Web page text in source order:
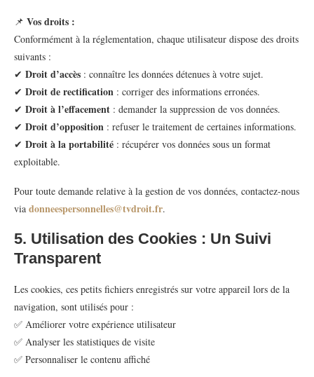
📌 Vos droits :
Conformément à la réglementation, chaque utilisateur dispose des droits
suivants :
✔ Droit d’accès : connaître les données détenues à votre sujet.
✔ Droit de rectification : corriger des informations erronées.
✔ Droit à l’effacement : demander la suppression de vos données.
✔ Droit d’opposition : refuser le traitement de certaines informations.
✔ Droit à la portabilité : récupérer vos données sous un format
exploitable.
Pour toute demande relative à la gestion de vos données, contactez-nous
via donneespersonnelles@tvdroit.fr.
5. Utilisation des Cookies : Un Suivi
Transparent
Les cookies, ces petits fichiers enregistrés sur votre appareil lors de la
navigation, sont utilisés pour :
✅ Améliorer votre expérience utilisateur
✅ Analyser les statistiques de visite
✅ Personnaliser le contenu affiché